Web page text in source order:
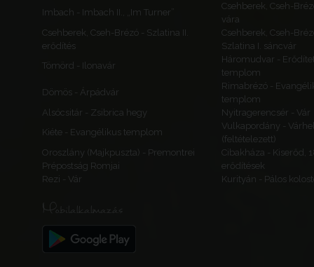
Imbach - Imbach II., „Im Turner”
Csehberek, Cseh-
vára
Csehberek, Cseh-Brézó - Szlatina II.
erődítés
Csehberek, Cseh-
Szlatina I. sáncvár
Tömörd - Ilonavár
Háromudvar -
templom
Dömös - Árpádvár
Rimabrézó -
templom
Alsócsitár - Zsibrica hegy
Nyitragerencsér - Vár
Kiéte - Evangélikus templom
Vulkapordány -
(feltételezett)
Oroszlány (Majkpuszta) - Premontrei
Prépostság Romjai
Cibakháza - Kiserőd,
erődítések
Rezi - Vár
Kurityán - Pálos
Mobilalkalmazás